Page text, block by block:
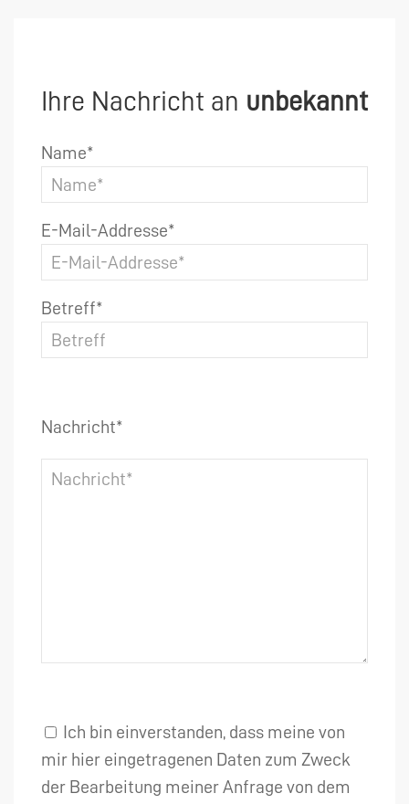
Ihre Nachricht an unbekannt
Name*
E-Mail-Addresse*
Betreff*
Nachricht*
Ich bin einverstanden, dass meine von
mir hier eingetragenen Daten zum Zweck
der Bearbeitung meiner Anfrage von dem